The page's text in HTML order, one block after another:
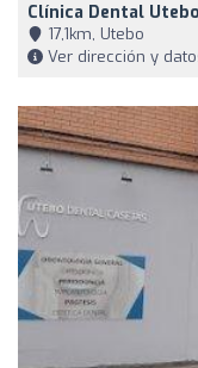
Clínica Dental Utebo
17,1km, Utebo
Ver dirección y